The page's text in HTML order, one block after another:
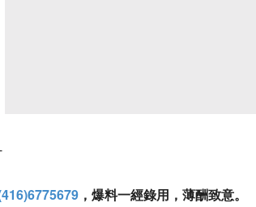
，爆料一經錄用，薄酬致意。